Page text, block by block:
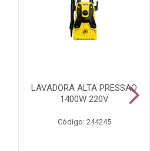
LAVADORA ALTA PRESSAO
1400W 220V
Código: 244245